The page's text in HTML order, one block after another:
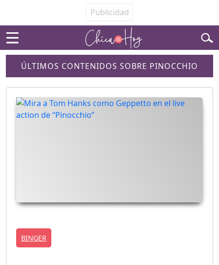
ÚLTIMOS CONTENIDOS SOBRE PINOCCHIO
BINGER